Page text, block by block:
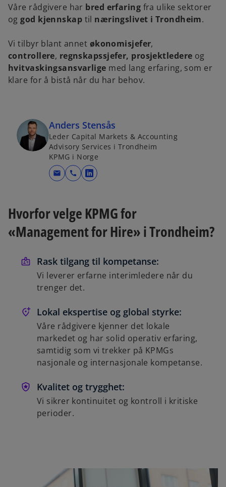
Våre rådgivere har bred erfaring fra ulike sektorer
oggod kjennskap til næringslivet i Trondheim.
Vi tilbyr blant annet økonomisjefer,
controllere, regnskapssjefer, prosjektledere og
hvitvaskingsansvarlige med lang erfaring, som er
klare for å bistå når du har behov.
Anders Stensås
Leder Capital Markets & Accounting
Advisory Services i Trondheim
KPMG i Norge
mail call
o
n
s
i
a
n
t
a
b
Hvorfor velge KPMG for
«Management for Hire» i Trondheim?
Rask tilgang til kompetanse:
Vi leverer erfarne interimledere når du
trenger det.
Lokal ekspertise og global styrke:
Våre rådgivere kjenner det lokale
markedet og har solid operativ erfaring,
samtidig som vi trekker på KPMGs
nasjonale og internasjonale kompetanse.
Kvalitet og trygghet:
Vi sikrer kontinuitet og kontroll i kritiske
perioder.